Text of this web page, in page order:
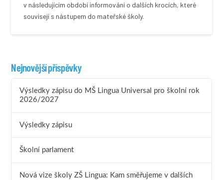
v následujícím období informováni o dalších krocích, které
souvisejí s nástupem do mateřské školy.
Nejnovější příspěvky
Výsledky zápisu do MŠ Lingua Universal pro školní rok
2026/2027
Výsledky zápisu
Školní parlament
Nová vize školy ZŠ Lingua: Kam směřujeme v dalších